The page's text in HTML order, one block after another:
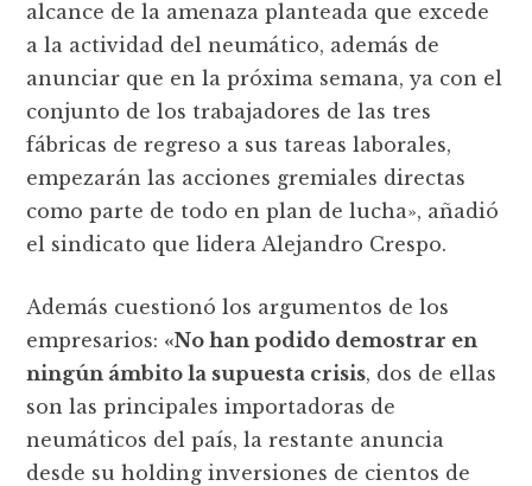
alcance de la amenaza planteada que excede
a la actividad del neumático, además de
anunciar que en la próxima semana, ya con el
conjunto de los trabajadores de las tres
fábricas de regreso a sus tareas laborales,
empezarán las acciones gremiales directas
como parte de todo en plan de lucha», añadió
el sindicato que lidera Alejandro Crespo.
Además cuestionó los argumentos de los
empresarios: «No han podido demostrar en
ningún ámbito la supuesta crisis, dos de ellas
son las principales importadoras de
neumáticos del país, la restante anuncia
desde su holding inversiones de cientos de